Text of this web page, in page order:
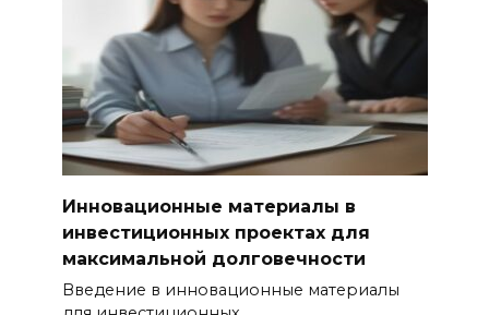
Инновационные материалы в
инвестиционных проектах для
максимальной долговечности
Введение в инновационные материалы